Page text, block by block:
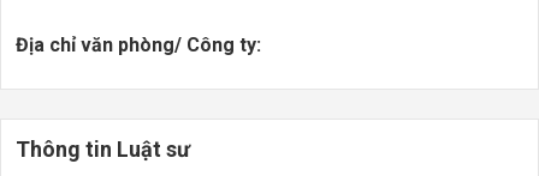
Địa chỉ văn phòng/ Công ty:
Thông tin Luật sư